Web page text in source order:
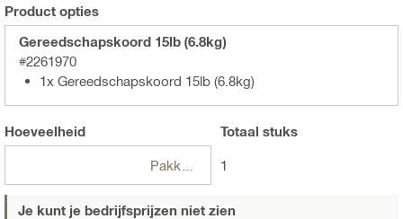
Product opties
Gereedschapskoord 15lb (6.8kg)
#2261970
1x Gereedschapskoord 15lb (6.8kg)
Hoeveelheid
Pakketten
Totaal stuks
1
Je kunt je bedrijfsprijzen niet zien